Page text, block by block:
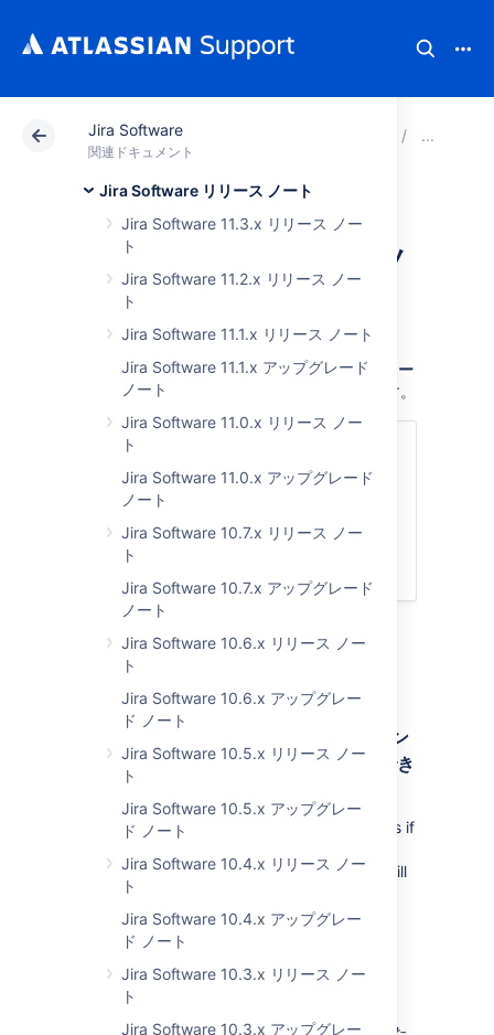
Jira Software
関連ドキュメント
Jira Software リリース ノート
Jira Software 11.3.x リリース ノー
ト
Jira Software 11.2.x リリース ノー
ト
Jira Software 11.1.x リリース ノート
Jira Software 11.1.x アップグレード
ノート
Jira Software 11.0.x リリース ノー
ト
Jira Software 11.0.x アップグレード
ノート
Jira Software 10.7.x リリース ノー
ト
Jira Software 10.7.x アップグレード
ノート
Jira Software 10.6.x リリース ノー
ト
Jira Software 10.6.x アップグレー
ド ノート
Jira Software 10.5.x リリース ノー
ト
Jira Software 10.5.x アップグレー
ド ノート
Jira Software 10.4.x リリース ノー
ト
Jira Software 10.4.x アップグレー
ド ノート
Jira Software 10.3.x リリース ノー
ト
Jira Software 10.3.x アップグレー
アトラシアン サポート Jira
Jira Software 8.16.x
アップグレード ノ
ート
ここでは、Jira Software 8.16 へのアップグレー
ドに関する重要な注意事項
について説明します。
次のセクションにジャンプ
アップグレード ノート
アプリ開発者向けの情報
アップグレード ノート
既知の問題: 単一ノード Data Center イン
スタンスでカスタム フィールドを削除でき
You won't be able to delete any custom fields if
single node. We've confirmed this bug and will
release a fix for it in the next bugfix release.
You can read more about it and available
workarounds here
web.xml ファイルへの変更